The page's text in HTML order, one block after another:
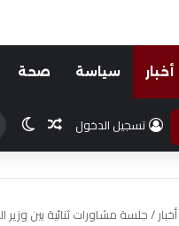
أخبار سياسة صحة
تسجيل الدخول مقال
أخبار/جلسة مشاورات ثنائية بين وزير